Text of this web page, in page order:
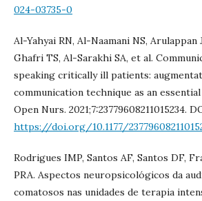
024-03735-0
Al-Yahyai RN, Al-Naamani NS, Arulappan
Ghafri TS, Al-Sarakhi SA, et al.
speaking critically ill patients:
communication technique as an
Open Nurs. 2021;7:23779608211015234.
https://doi.org/10.1177/
Rodrigues IMP, Santos AF, Santos DF,
PRA. Aspectos neuropsicológicos da
comatosos nas unidades de terapia